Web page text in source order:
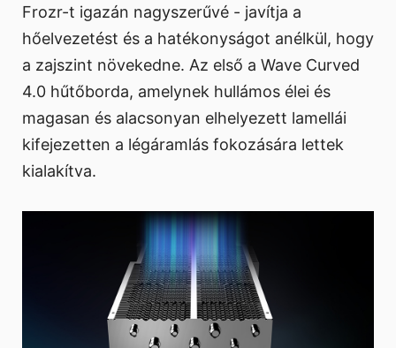
Frozr-t igazán nagyszerűvé - javítja a
hőelvezetést és a hatékonyságot anélkül, hogy
a zajszint növekedne. Az első a Wave Curved
4.0 hűtőborda, amelynek hullámos élei és
magasan és alacsonyan elhelyezett lamellái
kifejezetten a légáramlás fokozására lettek
kialakítva.